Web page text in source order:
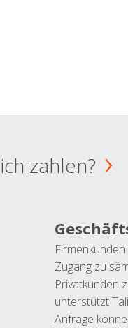
zahlen?
Zugang zu
Privatkunden
unterstützt
Anfrage